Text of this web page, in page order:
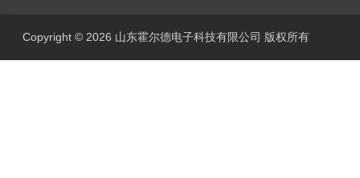
Copyright © 2026 山东霍尔德电子科技有限公司 版权所有